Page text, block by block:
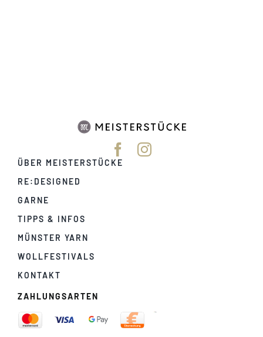
ÜBER MEISTERSTÜCKE
RE:DESIGNED
GARNE
TIPPS & INFOS
MÜNSTER YARN
WOLLFESTIVALS
KONTAKT
ZAHLUNGSARTEN